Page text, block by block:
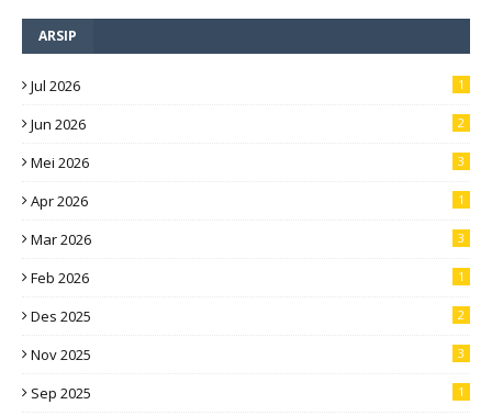
ARSIP
Jul 2026 1
Jun 2026 2
Mei 2026 3
Apr 2026 1
Mar 2026 3
Feb 2026 1
Des 2025 2
Nov 2025 3
Sep 2025 1